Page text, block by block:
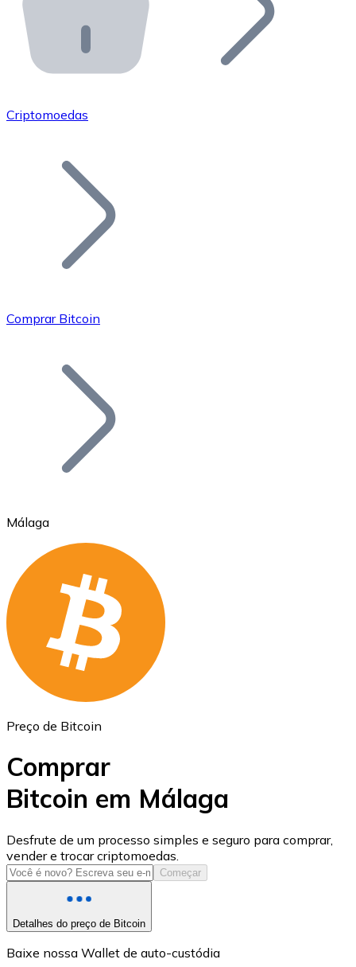
API Bitnovo
Integre nossa API no seu ecossistema.
Junte-se à nossa rede de revendedores e comercialize
Adicione o token do seu projeto ao nosso serviço de
Bitcoin
Ethereum
ETH
USD Coin
USDC
Criptomoedas
Comprar Bitcoin
Málaga
Preço de Bitcoin
Comprar
Bitcoin em Málaga
Desfrute de um processo simples e seguro para comprar,
vender e trocar criptomoedas.
Começar
Detalhes do preço de Bitcoin
Baixe nossa Wallet de auto-custódia